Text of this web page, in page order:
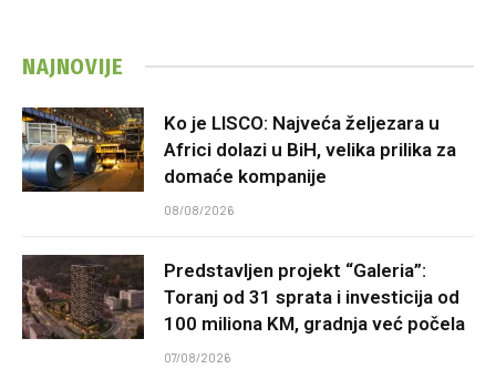
NAJNOVIJE
Ko je LISCO: Najveća željezara u
Africi dolazi u BiH, velika prilika za
domaće kompanije
08/08/2026
Predstavljen projekt “Galeria”:
Toranj od 31 sprata i investicija od
100 miliona KM, gradnja već počela
07/08/2026